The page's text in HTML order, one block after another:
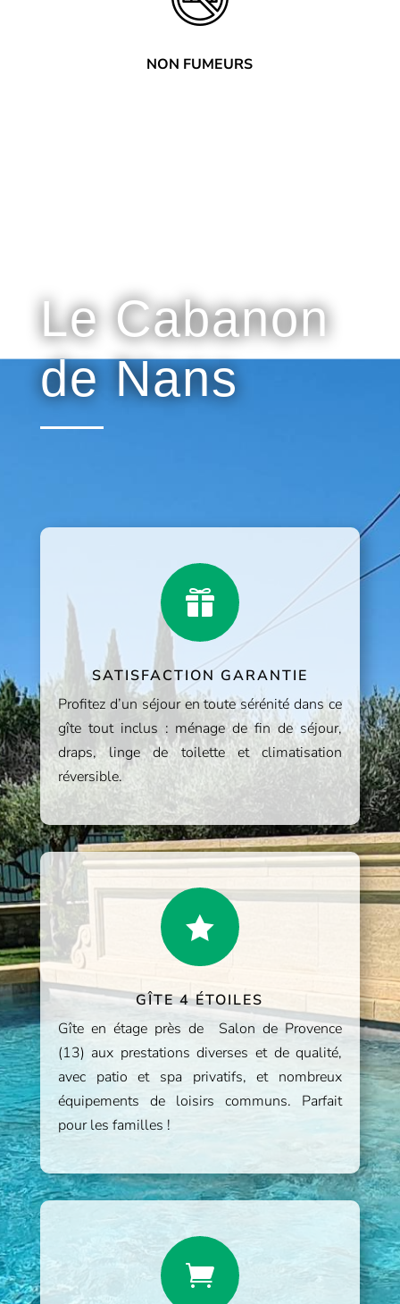
NON FUMEURS
Le Cabanon
de Nans

SATISFACTION GARANTIE
Profitez d’un séjour en toute sérénité dans ce
gîte tout inclus : ménage de fin de séjour,
draps, linge de toilette et climatisation
réversible.

GÎTE 4 ÉTOILES
Gîte en étage près de Salon de Provence
(13) aux prestations diverses et de qualité,
avec patio et spa privatifs, et nombreux
équipements de loisirs communs. Parfait
pour les familles !
